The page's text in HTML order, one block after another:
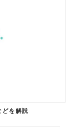
どを解説